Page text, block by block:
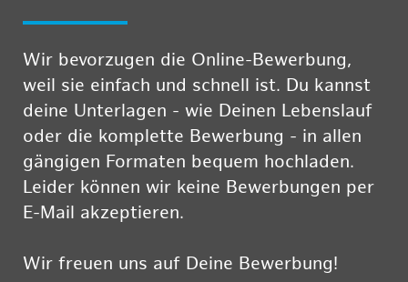
Wir bevorzugen die Online-Bewerbung,
weil sie einfach und schnell ist. Du kannst
deine Unterlagen - wie Deinen Lebenslauf
oder die komplette Bewerbung - in allen
gängigen Formaten bequem hochladen.
Leider können wir keine Bewerbungen per
E-Mail akzeptieren.
Wir freuen uns auf Deine Bewerbung!